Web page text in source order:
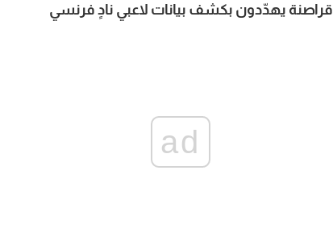
قراصنة يهدّدون بكشف بيانات لاعبي نادٍ فرنسي
ad